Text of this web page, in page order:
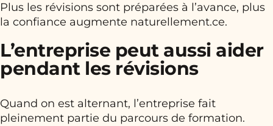
Plus les révisions sont préparées à l’avance, plus
la confiance augmente naturellement.ce.
L’entreprise peut aussi aider
pendant les révisions
Quand on est alternant, l’entreprise fait
pleinement partie du parcours de formation.